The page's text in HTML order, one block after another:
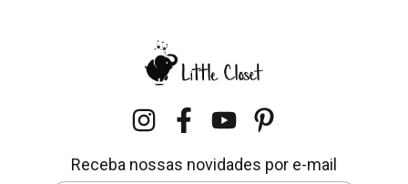
Receba nossas novidades por e-mail